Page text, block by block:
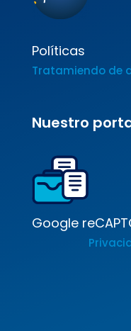
Políticas
Tratamiendo de
Nuestro
Google